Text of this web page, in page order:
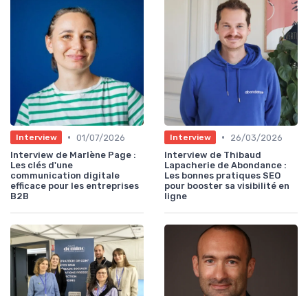
Interview • 01/07/2026
Interview de Marlène Page :
Les clés d'une
communication digitale
efficace pour les entreprises
B2B
Interview •
26/03/2026
Interview de Thibaud
Lapacherie de Abondance :
Les bonnes pratiques SEO
pour booster sa visibilité en
ligne